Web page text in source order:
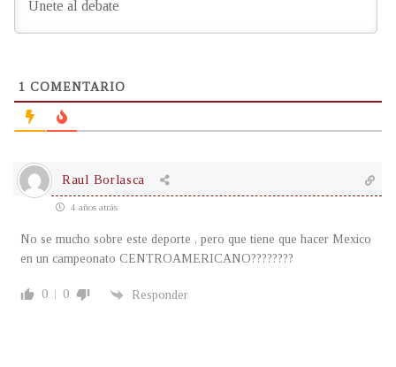
1 COMENTARIO
Raul Borlasca
4 años atrás
No se mucho sobre este deporte , pero que tiene que hacer Mexico
en un campeonato CENTROAMERICANO????????
0 0 Responder